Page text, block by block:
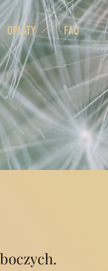
OPLATY FAQ